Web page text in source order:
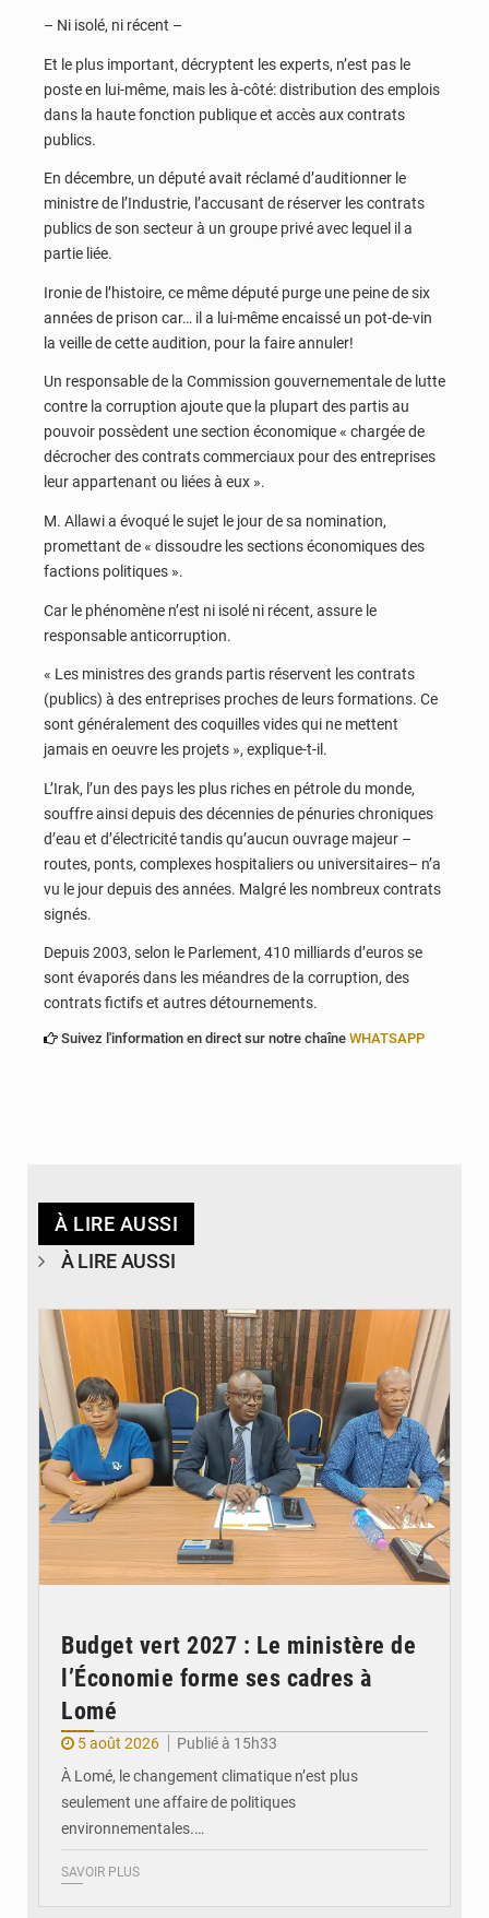
– Ni isolé, ni récent –
Et le plus important, décryptent les experts, n’est pas le
poste en lui-même, mais les à-côté: distribution des emplois
dans la haute fonction publique et accès aux contrats
publics.
En décembre, un député avait réclamé d’auditionner le
ministre de l’Industrie, l’accusant de réserver les contrats
publics de son secteur à un groupe privé avec lequel il a
partie liée.
Ironie de l’histoire, ce même député purge une peine de six
années de prison car… il a lui-même encaissé un pot-de-vin
la veille de cette audition, pour la faire annuler!
Un responsable de la Commission gouvernementale de lutte
contre la corruption ajoute que la plupart des partis au
pouvoir possèdent une section économique « chargée de
décrocher des contrats commerciaux pour des entreprises
leur appartenant ou liées à eux ».
M. Allawi a évoqué le sujet le jour de sa nomination,
promettant de « dissoudre les sections économiques des
factions politiques ».
Car le phénomène n’est ni isolé ni récent, assure le
responsable anticorruption.
« Les ministres des grands partis réservent les contrats
(publics) à des entreprises proches de leurs formations. Ce
sont généralement des coquilles vides qui ne mettent
jamais en oeuvre les projets », explique-t-il.
L’Irak, l’un des pays les plus riches en pétrole du monde,
souffre ainsi depuis des décennies de pénuries chroniques
d’eau et d’électricité tandis qu’aucun ouvrage majeur –
routes, ponts, complexes hospitaliers ou universitaires– n’a
vu le jour depuis des années. Malgré les nombreux contrats
signés.
Depuis 2003, selon le Parlement, 410 milliards d’euros se
sont évaporés dans les méandres de la corruption, des
contrats fictifs et autres détournements.
Suivez l'information en direct sur notre chaîne WHATSAPP
À LIRE AUSSI
À LIRE AUSSI
Budget vert 2027 : Le ministère de
l’Économie forme ses cadres à
Lomé
5 août 2026
Publié à 15h33
À Lomé, le changement climatique n’est plus
seulement une affaire de politiques
environnementales.…
SAVOIR PLUS